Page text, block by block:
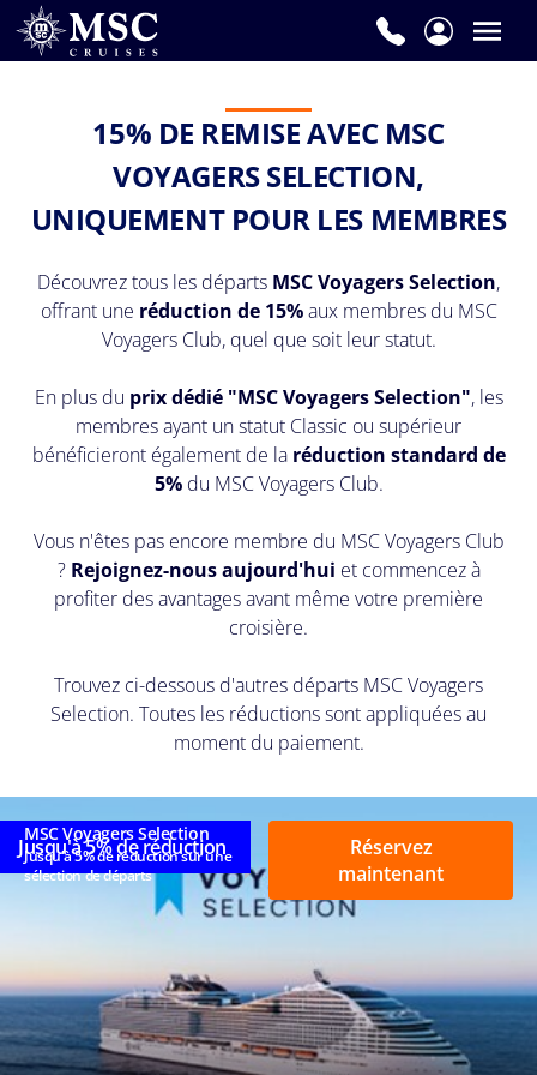
15% DE REMISE AVEC MSC
VOYAGERS SELECTION,
UNIQUEMENT POUR LES MEMBRES
Découvrez tous les départs MSC VoyagersSelection,
offrant une réduction de 15%aux membres du MSC
Voyagers Club, quel que soit leur statut.
En plus du prix dédié "MSC Voyagers Selection", les
membres ayant un statut Classic ou supérieur
bénéficieront également de la réduction standard de
5%du MSC Voyagers Club.
Vous n'êtes pas encore membre du MSC Voyagers Club
? Rejoignez-nous aujourd'hui et commencez à
profiter des avantages avant même votre première
croisière.
Trouvez ci-dessous d'autres départs MSC Voyagers
Selection. Toutes les réductions sont appliquées au
moment du paiement.
Jusqu'à 5% de réduction
MSC Voyagers Selection
Jusqu'à 5% de réduction sur une
sélection de départs
Réservez
maintenant